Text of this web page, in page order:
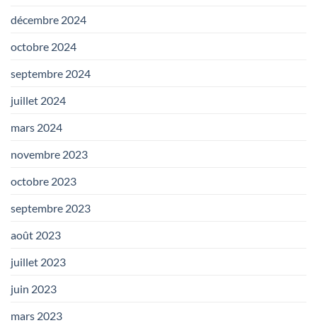
décembre 2024
octobre 2024
septembre 2024
juillet 2024
mars 2024
novembre 2023
octobre 2023
septembre 2023
août 2023
juillet 2023
juin 2023
mars 2023